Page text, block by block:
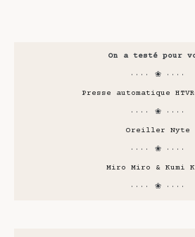
On a testé pour
···· ❀ ····
Presse automatique
···· ❀ ····
Oreiller Nyte
···· ❀ ····
Miro Miro & Kumi
···· ❀ ····